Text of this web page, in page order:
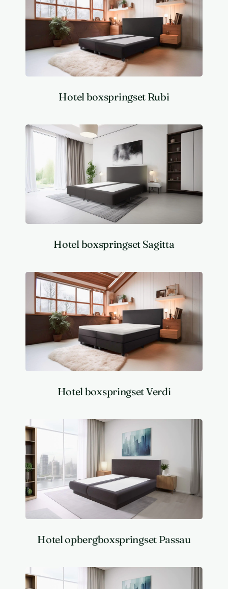
Hotel boxspringset Rubi
Hotel boxspringset Sagitta
Hotel boxspringset Verdi
Hotel opbergboxspringset Passau